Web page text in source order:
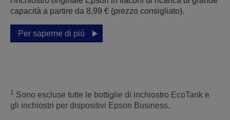
capacità a partire da 8,99 € (prezzo consigliato).
Per saperne di più
1 Sono escluse tutte le bottiglie di inchiostro EcoTank e
gli inchiostri per dispositivi Epson Business.